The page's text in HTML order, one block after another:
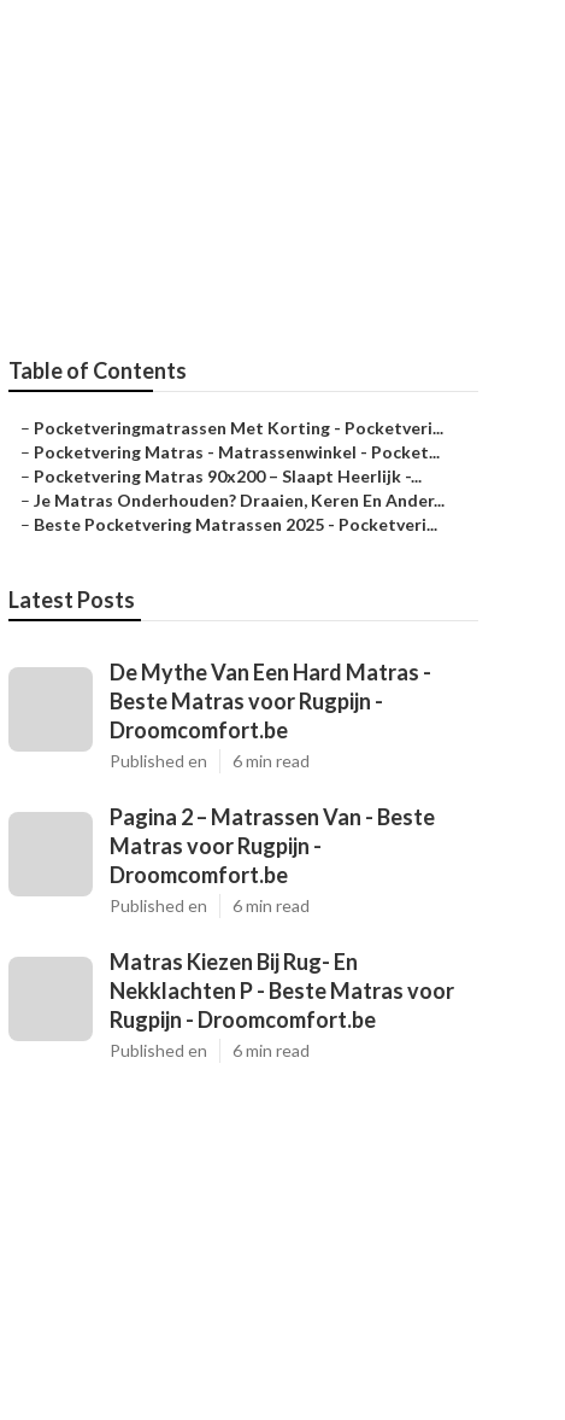
Table of Contents
– Pocketveringmatrassen Met Korting - Pocketveri...
– Pocketvering Matras - Matrassenwinkel - Pocket...
– Pocketvering Matras 90x200 – Slaapt Heerlijk -...
– Je Matras Onderhouden? Draaien, Keren En Ander...
– Beste Pocketvering Matrassen 2025 - Pocketveri...
Latest Posts
De Mythe Van Een Hard Matras -
Beste Matras voor Rugpijn -
Droomcomfort.be
Published en 6 min read
Pagina 2 – Matrassen Van - Beste
Matras voor Rugpijn -
Droomcomfort.be
Published en 6 min read
Matras Kiezen Bij Rug- En
Nekklachten P - Beste Matras voor
Rugpijn - Droomcomfort.be
Published en 6 min read